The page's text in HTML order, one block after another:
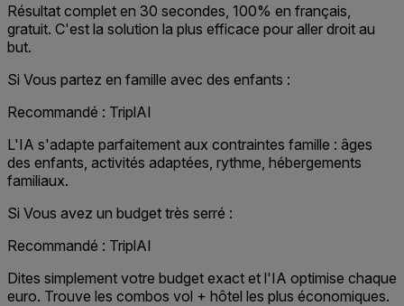
Résultat complet en 30 secondes, 100% en français,
gratuit. C'est la solution la plus efficace pour aller droit au
but.
Si Vous partez en famille avec des enfants :
Recommandé : TriplAI
L'IA s'adapte parfaitement aux contraintes famille : âges
des enfants, activités adaptées, rythme, hébergements
familiaux.
Si Vous avez un budget très serré :
Recommandé : TriplAI
Dites simplement votre budget exact et l'IA optimise chaque
euro. Trouve les combos vol + hôtel les plus économiques.